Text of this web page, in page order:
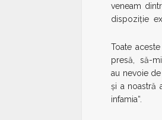
veneam
dispoziţie
Toate
presă, să-mi
au nevoie
şi a noastră
infamia“.